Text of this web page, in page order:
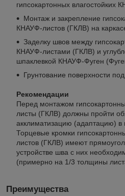
гипсокартонных влагостойких
Монтаж и закрепление
КНАУФ-листов (ГКЛВ) на
Заделку швов между
КНАУФ-листами (ГКЛВ) и
шпаклевкой КНАУФ-Фуген
Грунтование поверхности
Рекомендации
Перед монтажом
листы (ГКЛВ) должны пройти
акклиматизацию (адаптацию) в
Торцевые кромки
листов (ГКЛВ) имеют
устройстве шва с них
(примерно на 1/3 толщины
Преимущества